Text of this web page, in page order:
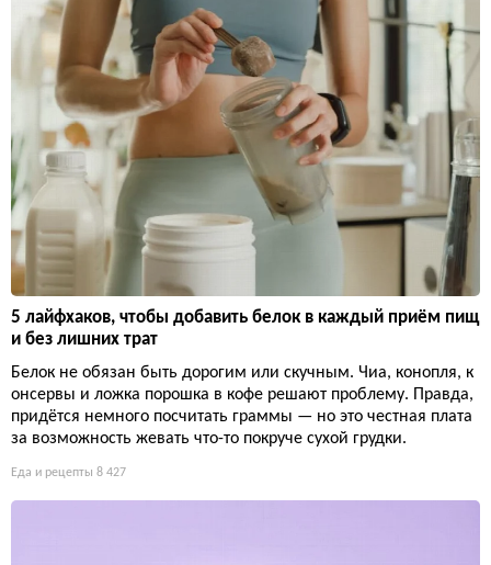
5 лайфхаков, чтобы добавить белок в каждый приём пищ
и без лишних трат
Белок не обязан быть дорогим или скучным. Чиа, конопля, к
онсервы и ложка порошка в кофе решают проблему. Правда,
придётся немного посчитать граммы — но это честная плата
за возможность жевать что-то покруче сухой грудки.
Еда и рецепты 8 427